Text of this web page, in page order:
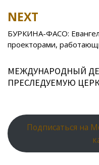
ki
NEXT
БУРКИНА-ФАСО:
проекторами,
МЕЖДУНАРОДНЫЙ
ПРЕСЛЕДУЕМУЮ
Подписаться на